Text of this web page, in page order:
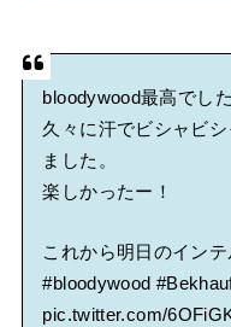
bloodywood最高でした
久々に汗でビシャビ
ました。
楽しかったー！
これから明日のイン
#bloodywood
pic.twitter.com/